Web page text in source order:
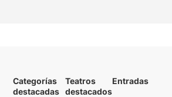
Categorías
destacadas
Teatros
destacados
Entradas